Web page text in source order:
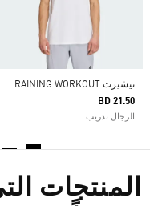
ت
يشيرت DESIGNED FOR TRAINING WORKOUT
BD 21.50
الرجال تدريب
المنتجات